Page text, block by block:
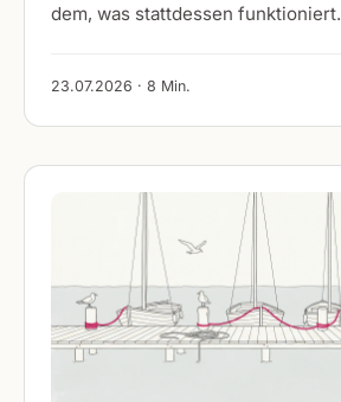
dem, was stattdessen funktioniert.
23.07.2026 · 8 Min.